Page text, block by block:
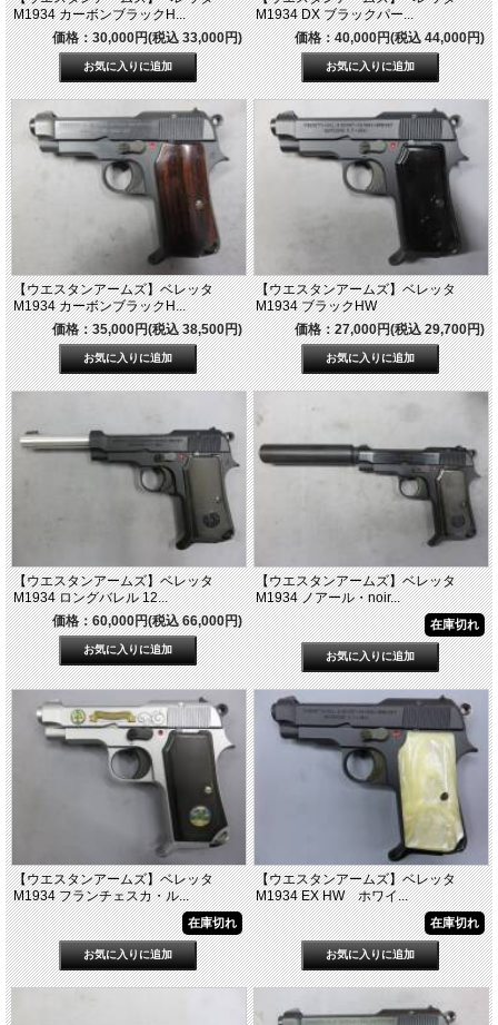
M1934 カーボンブラックH...
価格：30,000円(税込 33,000円)
M1934 DX ブラックパー...
価格：40,000円(税込 44,000円)
【ウエスタンアームズ】ベレッタ
M1934 カーボンブラックH...
価格：35,000円(税込 38,500円)
【ウエスタンアームズ】ベレッタ
M1934 ブラックHW
価格：27,000円(税込 29,700円)
【ウエスタンアームズ】ベレッタ
M1934 ロングバレル 12...
価格：60,000円(税込 66,000円)
【ウエスタンアームズ】ベレッタ
M1934 ノアール・noir...
在庫切れ
【ウエスタンアームズ】ベレッタ
M1934 フランチェスカ・ル...
在庫切れ
【ウエスタンアームズ】ベレッタ
M1934 EX HW ホワイ...
在庫切れ